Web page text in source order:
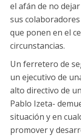
el afán de no
sus
que ponen en el
circunstancias.
Un ferretero de
un ejecutivo de
alto directivo de
Pablo Izeta-
situación y en
promover y